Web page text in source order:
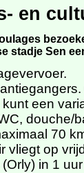
en
stadje Sen
een
douche/
70
vliegt op
in 1